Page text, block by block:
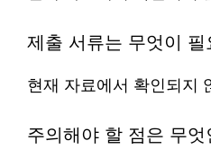
제출 서류는 무엇이 필
현재 자료에서 확인되지
주의해야 할 점은 무엇